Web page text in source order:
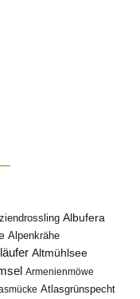
Albufera
Alpenkrähe
Altmühlsee
Armenienmöwe
Atlasgrünspecht